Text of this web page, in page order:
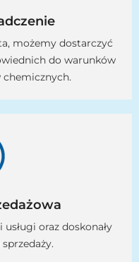
możemy dostarczyć
do warunków
oraz doskonały